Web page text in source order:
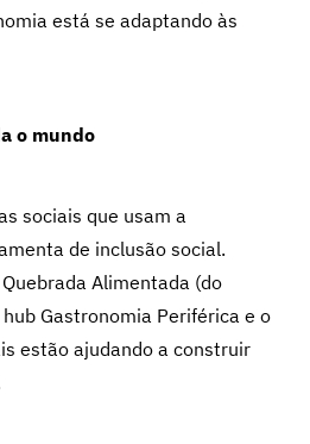
está se adaptando às
o mundo
sociais que usam a
de inclusão social.
Alimentada (do
Gastronomia Periférica e o
estão ajudando a construir